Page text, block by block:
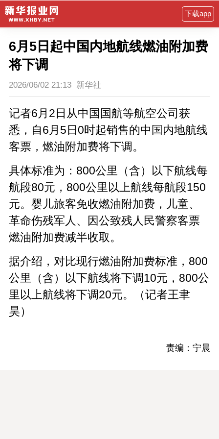
下载app
6月5日起中国内地航线燃油附加费
将下调
2026/06/02 21:13 新华社
记者6月2日从中国国航等航空公司获
悉，自6月5日0时起销售的中国内地航线
客票，燃油附加费将下调。
具体标准为：800公里（含）以下航线每
航段80元，800公里以上航线每航段150
元。婴儿旅客免收燃油附加费，儿童、
革命伤残军人、因公致残人民警察客票
燃油附加费减半收取。
据介绍，对比现行燃油附加费标准，800
公里（含）以下航线将下调10元，800公
里以上航线将下调20元。（记者王聿
昊）
责编：宁晨